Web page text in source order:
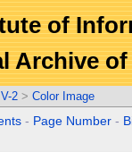
of
Archive
V-2 > Color Image
- Page Number -